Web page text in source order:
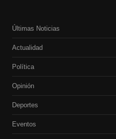
Últimas Noticias
Actualidad
Política
Opinión
Deportes
Eventos